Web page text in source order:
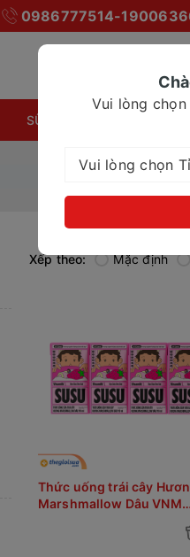
0986777514-
SỮA BỘT CHO MỌI NHÀ
Xếp theo: Mặc định
Thức uống trái cây
Marshmallow Dâu VNM
Vui lòng